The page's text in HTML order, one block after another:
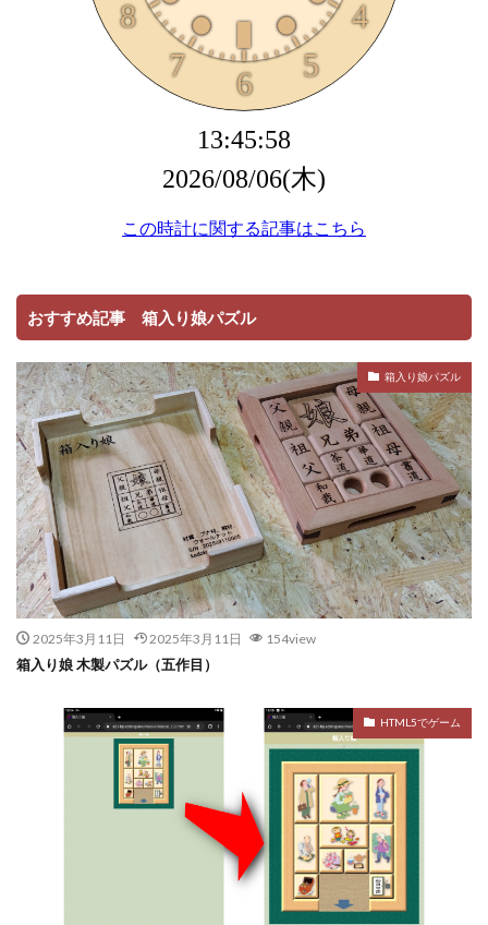
おすすめ記事 箱入り娘パズル
箱入り娘パズル
2025年3月11日 2025年3月11日 154view
箱入り娘 木製パズル（五作目）
HTML5でゲーム